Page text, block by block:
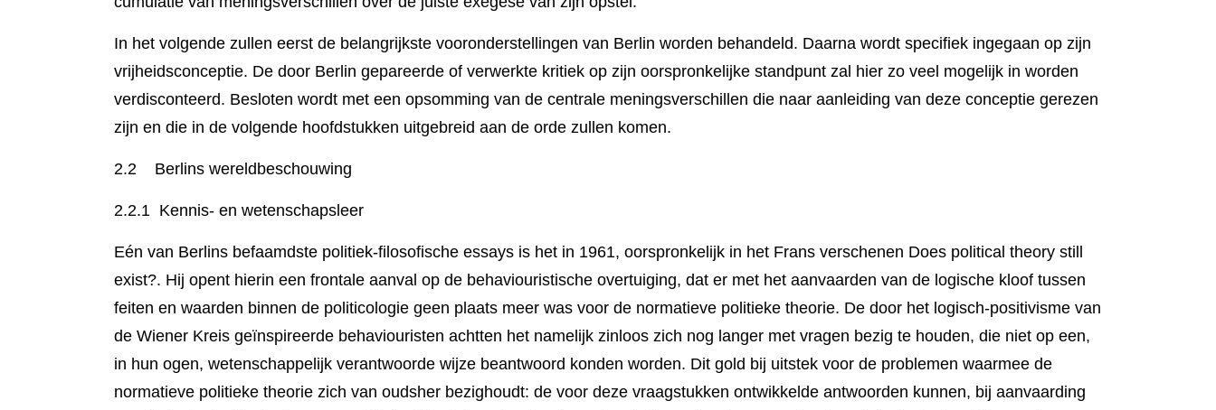
In het volgende zullen eerst de belangrijkste vooronderstellingen van Berlin worden behandeld. Daarna wordt specifiek ingegaan op zijn
vrijheids­concep­tie. De door Berlin gepareerde of verwerk­te kritiek op zijn oorspron­ke­lijke standpunt zal hier zo veel mogelijk in worden
verdiscon­teerd. Besloten wordt met een opsom­ming van de centrale meningsverschillen die naar aan­leiding van deze concep­tie gerezen
zijn en die in de volgende hoofdstukken uit­gebreid aan de orde zullen komen.
2.2 Berlins wereldbeschouwing
2.2.1 Kennis- en wetenschapsleer
Eén van Berlins befaamdste politiek-filosofische essays is het in 1961, oor­spronke­lijk in het Frans versche­nen Does political theory still
exist?. Hij opent hier­in een fron­tale aanval op de behaviouristische overtui­ging, dat er met het aanvaarden van de logische kloof tussen
fei­ten en waarden binnen de politico­logie geen plaats meer was voor de normatieve politieke theorie. De door het logisch-positivisme van
de Wiener Kreis geïnspireerde behaviouris­ten achtten het namelijk zinloos zich nog langer met vragen bezig te houden, die niet op een,
in hun ogen, weten­schappelijk verant­woorde wijze beantwoord konden worden. Dit gold bij uitstek voor de problemen waarmee de
normatie­ve poli­tieke theorie zich van oudsher bezig­houdt: de voor deze vraagstuk­ken ont­wikkelde ant­woorden kun­nen, bij aan­vaarding